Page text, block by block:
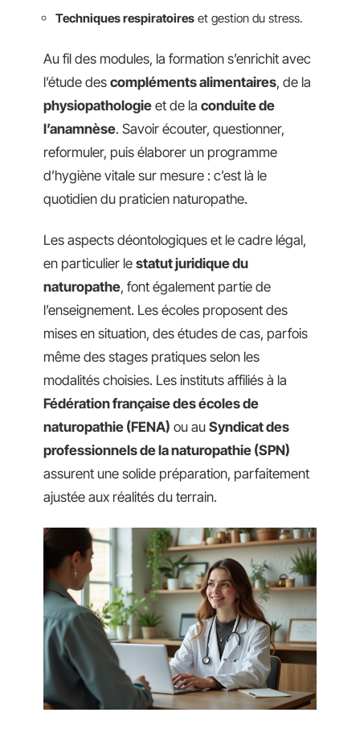
Techniques respiratoires et gestion du stress.
Au fil des modules, la formation s’enrichit avec
l’étude des compléments alimentaires, de la
physiopathologie et de la conduite de
l’anamnèse. Savoir écouter, questionner,
reformuler, puis élaborer un programme
d’hygiène vitale sur mesure : c’est là le
quotidien du praticien naturopathe.
Les aspects déontologiques et le cadre légal,
en particulier le statut juridique du
naturopathe, font également partie de
l’enseignement. Les écoles proposent des
mises en situation, des études de cas, parfois
même des stages pratiques selon les
modalités choisies. Les instituts affiliés à la
Fédération française des écoles de
naturopathie (FENA) ou au Syndicat des
professionnels de la naturopathie (SPN)
assurent une solide préparation, parfaitement
ajustée aux réalités du terrain.